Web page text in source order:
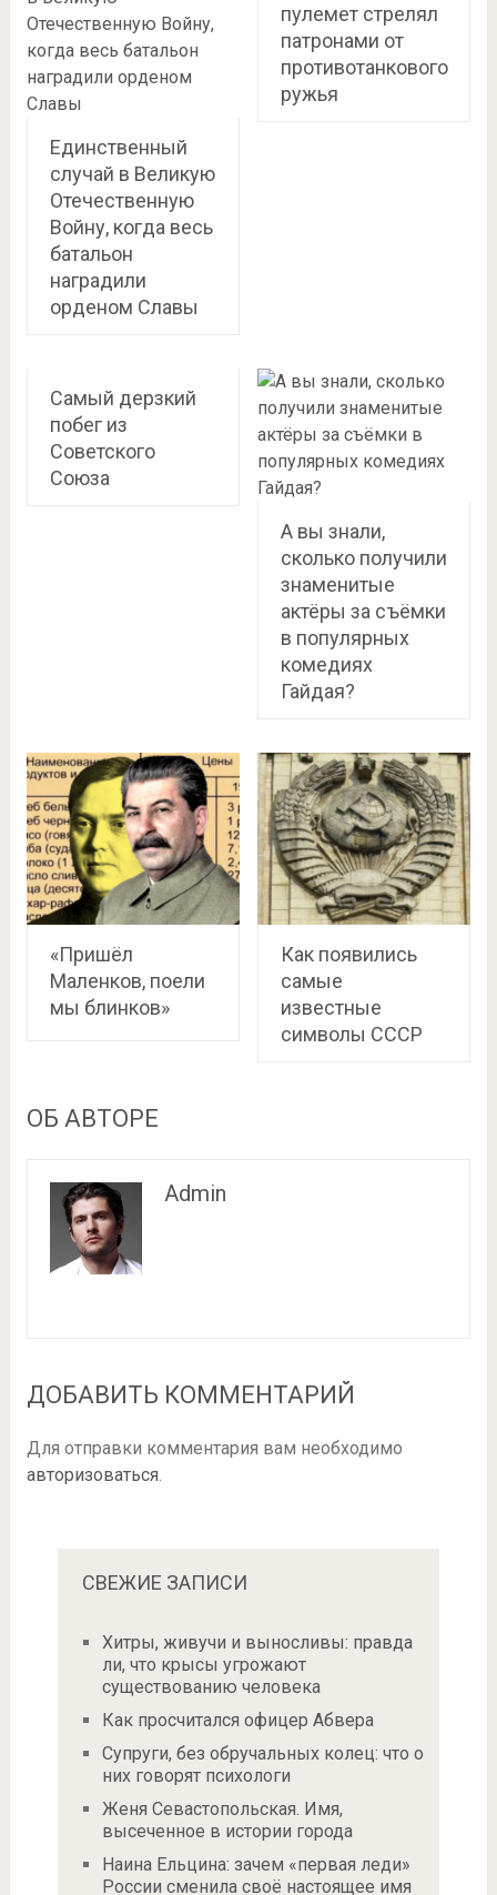
Единственный
случай в Великую
Отечественную
Войну, когда весь
батальон
наградили
орденом Славы
пулемет стрелял
патронами от
противотанкового
ружья
Самый дерзкий
побег из
Советского
Союза
А вы знали,
сколько получили
знаменитые
актёры за съёмки
в популярных
комедиях
Гайдая?
«Пришёл
Маленков, поели
мы блинков»
Как появились
самые
известные
символы СССР
ОБ АВТОРЕ
Admin
ДОБАВИТЬ КОММЕНТАРИЙ
Для отправки комментария вам необходимо
авторизоваться.
СВЕЖИЕ ЗАПИСИ
Хитры, живучи и выносливы: правда
ли, что крысы угрожают
существованию человека
Как просчитался офицер Абвера
Супруги, без обручальных колец: что о
них говорят психологи
Женя Севастопольская. Имя,
высеченное в истории города
Наина Ельцина: зачем «первая леди»
России сменила своё настоящее имя